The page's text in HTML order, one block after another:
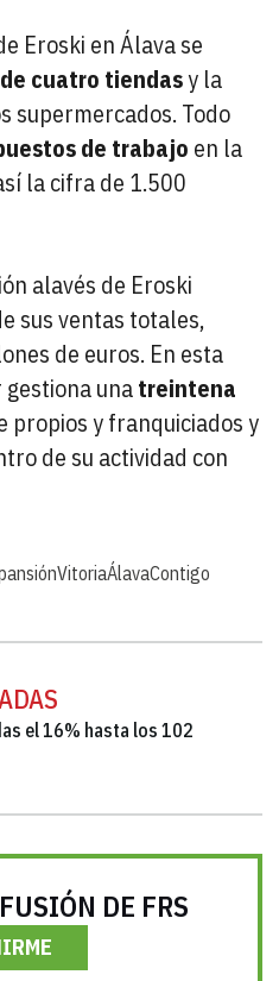
Eroski en Álava se
cuatro tiendasy la
supermercados. Todo
de trabajo en la
la cifra de 1.500
alavés de Eroski
sus ventas totales,
de euros. En esta
unatreintena
propios y franquiciados y
de su actividad con
VitoriaÁlavaContigo
el 16% hasta los 102
DE FRS